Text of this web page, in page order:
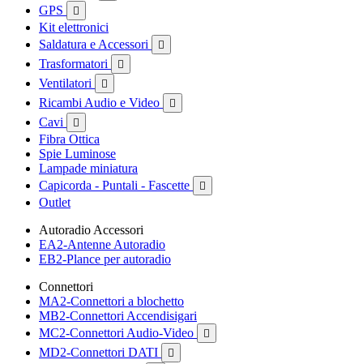
GPS 
Kit elettronici
Saldatura e Accessori

Trasformatori 
Ventilatori 
Ricambi Audio e Video 
Cavi 
Fibra Ottica
Spie Luminose
Lampade miniatura
Capicorda - Puntali - Fascette

Outlet
Autoradio Accessori
EA2-Antenne Autoradio
EB2-Plance per autoradio
Connettori
MA2-Connettori a blochetto
MB2-Connettori Accendisigari
MC2-Connettori Audio-Video

MD2-Connettori DATI 